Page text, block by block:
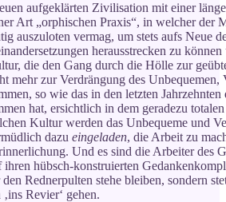
aufgeklärten Zivilisation mit einer
Art „orphischen Praxis“, in welcher der
auszuloten vermag, um stets aufs Neue
herausstrecken zu
die den Gang durch die Hölle zur
mehr zur Verdrängung des Unbequemen,
so wie das in den letzten
hat, ersichtlich in dem geradezu
Kultur werden das Unbequeme und
dazu eingeladen, die Arbeit zu
Und es sind die Arbeiter des
ihren hübsch-konstruierten
Rednerpulten stehe bleiben, sondern
Revier‘ gehen.